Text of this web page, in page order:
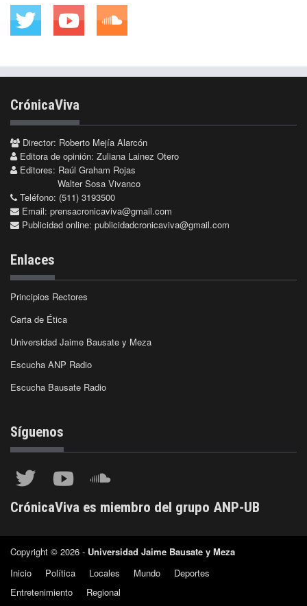
CrónicaViva
Director: Roberto Mejía Alarcón
Editora de opinión: Zuliana Lainez Otero
Editores: Raúl Graham Rojas
Walter Sosa Vivanco
Teléfono: (511) 3193500
Email: prensacronicaviva@gmail.com
Publicidad online: publicidadcronicaviva@gmail.com
Enlaces
Principios Rectores
Carta de Ética
Universidad Jaime Bausate y Meza
Escucha ANP Radio
Escucha Bausate Radio
Síguenos
CrónicaViva es miembro del grupo ANP-UB
Copyright © 2026 - Universidad Jaime Bausate y Meza
Inicio
Política Locales Mundo
Deportes
Entretenimiento
Regional